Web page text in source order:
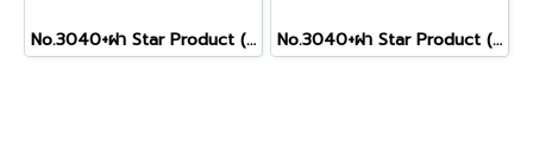
No.3040+ฝา Star Product (RoseGold) No.3040+ฝา Star Product (Gold)